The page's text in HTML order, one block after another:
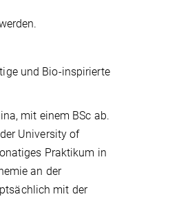
und Bio-inspirierte
mit einem BSc ab.
University of
Praktikum in
an der
mit der